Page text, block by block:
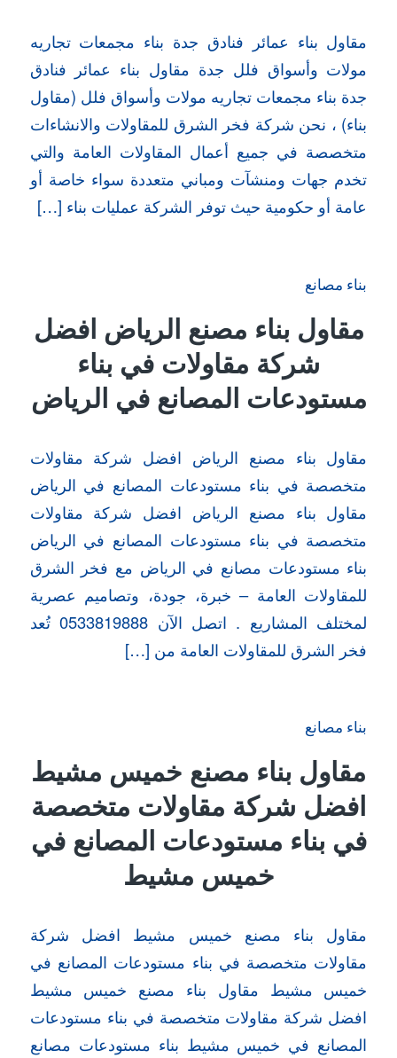
مقاول بناء عمائر فنادق جدة بناء مجمعات تجاريه
مولات وأسواق فلل جدة مقاول بناء عمائر فنادق
جدة بناء مجمعات تجاريه مولات وأسواق فلل (مقاول
بناء) ، نحن شركة فخر الشرق للمقاولات والانشاءات
متخصصة في جميع أعمال المقاولات العامة والتي
تخدم جهات ومنشآت ومباني متعددة سواء خاصة أو
عامة أو حكومية حيث توفر الشركة عمليات بناء […]
بناء مصانع
مقاول بناء مصنع الرياض افضل
شركة مقاولات في بناء
مستودعات المصانع في الرياض
مقاول بناء مصنع الرياض افضل شركة مقاولات
متخصصة في بناء مستودعات المصانع في الرياض
مقاول بناء مصنع الرياض افضل شركة مقاولات
متخصصة في بناء مستودعات المصانع في الرياض
بناء مستودعات مصانع في الرياض مع فخر الشرق
للمقاولات العامة – خبرة، جودة، وتصاميم عصرية
لمختلف المشاريع . اتصل الآن 0533819888 تُعد
فخر الشرق للمقاولات العامة من […]
بناء مصانع
مقاول بناء مصنع خميس مشيط
افضل شركة مقاولات متخصصة
في بناء مستودعات المصانع في
خميس مشيط
مقاول بناء مصنع خميس مشيط افضل شركة
مقاولات متخصصة في بناء مستودعات المصانع في
خميس مشيط مقاول بناء مصنع خميس مشيط
افضل شركة مقاولات متخصصة في بناء مستودعات
المصانع في خميس مشيط بناء مستودعات مصانع